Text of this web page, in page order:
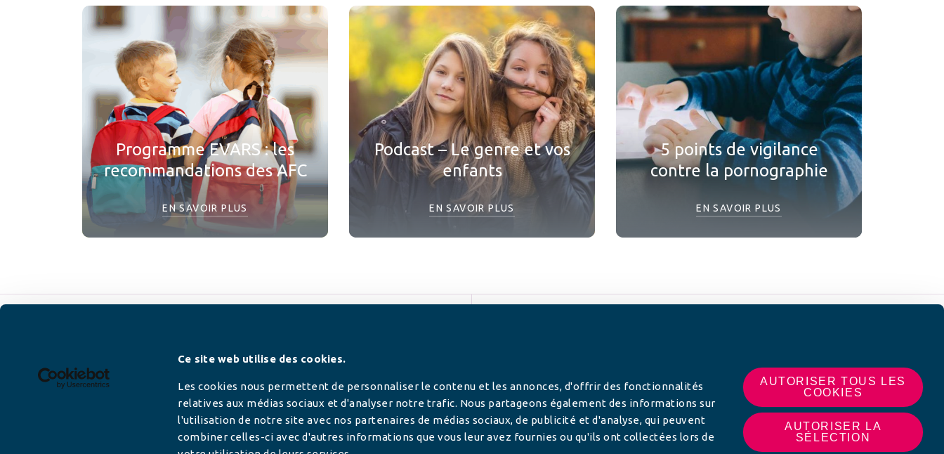
Ce site web utilise des cookies.
Les cookies nous permettent de personnaliser le contenu et les annonces, d'offrir des fonctionnalités
relatives aux médias sociaux et d'analyser notre trafic. Nous partageons également des informations sur
l'utilisation de notre site avec nos partenaires de médias sociaux, de publicité et d'analyse, qui peuvent
combiner celles-ci avec d'autres informations que vous leur avez fournies ou qu'ils ont collectées lors de
AUTORISER TOUS LES
COOKIES
AUTORISER LA
SÉLECTION
Programme EVARS : les
recommandations des AFC
EN SAVOIR PLUS
Podcast – Le genre et vos
enfants
EN SAVOIR PLUS
5 points de vigilance
contre la pornographie
EN SAVOIR PLUS
Newsletter